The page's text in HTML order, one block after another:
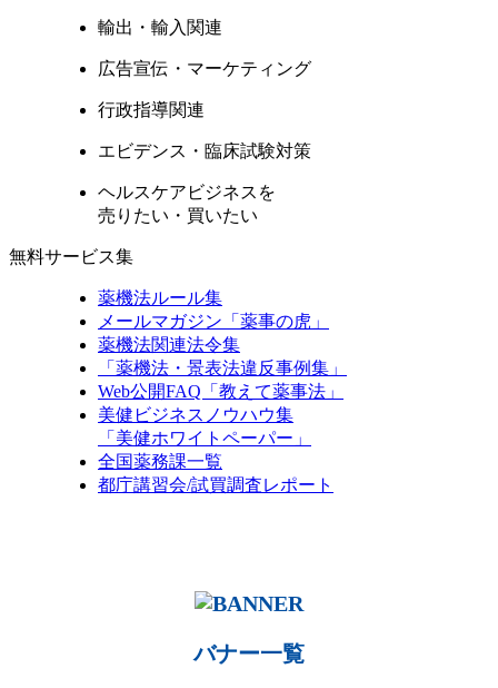
輸出・輸入関連
広告宣伝・マーケティング
行政指導関連
エビデンス・臨床試験対策
ヘルスケアビジネスを
売りたい・買いたい
無料サービス集
薬機法ルール集
メールマガジン「薬事の虎」
薬機法関連法令集
「薬機法・景表法違反事例集」
Web公開FAQ「教えて薬事法」
美健ビジネスノウハウ集
「美健ホワイトペーパー」
全国薬務課一覧
都庁講習会/試買調査レポート
バナー一覧